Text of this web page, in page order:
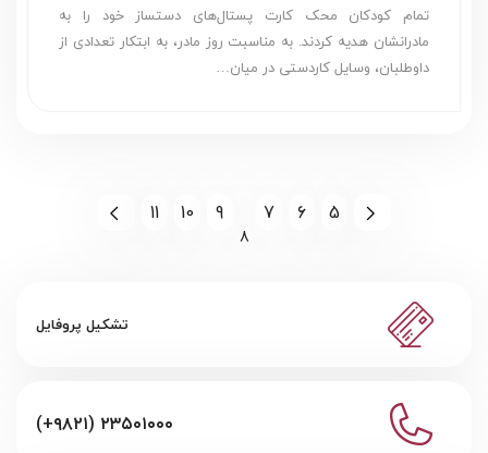
تمام کودکان محک کارت پستال­‌های دست­ساز خود را به
مادرانشان هدیه کردند. به مناسبت روز مادر، به ابتکار تعدادی از
داوطلبان، وسایل کاردستی در میان…
5
6
7
8
9
10
11
تشکیل پروفایل
(+۹۸۲۱) ۲۳۵۰۱۰۰۰